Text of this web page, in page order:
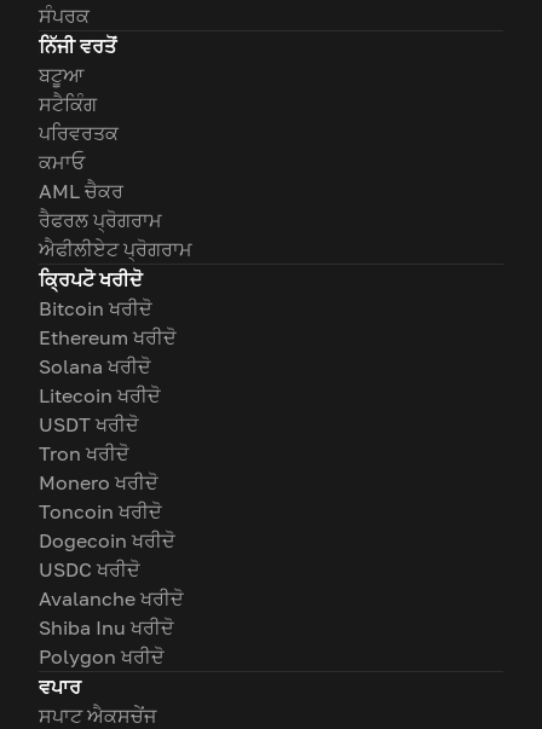
ਸੰਪਰਕ
ਨਿੱਜੀ ਵਰਤੋਂ
ਬਟੂਆ
ਸਟੈਕਿੰਗ
ਪਰਿਵਰਤਕ
ਕਮਾਓ
AML ਚੈਕਰ
ਰੈਫਰਲ ਪ੍ਰੋਗਰਾਮ
ਐਫੀਲੀਏਟ ਪ੍ਰੋਗਰਾਮ
ਕ੍ਰਿਪਟੋ ਖਰੀਦੋ
Bitcoin ਖਰੀਦੋ
Ethereum ਖਰੀਦੋ
Solana ਖਰੀਦੋ
Litecoin ਖਰੀਦੋ
USDT ਖਰੀਦੋ
Tron ਖਰੀਦੋ
Monero ਖਰੀਦੋ
Toncoin ਖਰੀਦੋ
Dogecoin ਖਰੀਦੋ
USDC ਖਰੀਦੋ
Avalanche ਖਰੀਦੋ
Shiba Inu ਖਰੀਦੋ
Polygon ਖਰੀਦੋ
ਵਪਾਰ
ਸਪਾਟ ਐਕਸਚੇਂਜ